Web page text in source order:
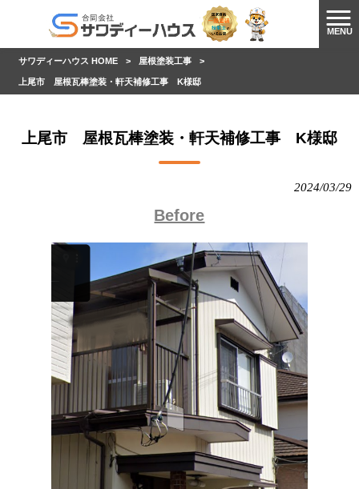
MENU
サワディーハウス HOME > 屋根塗装工事 >
上尾市 屋根瓦棒塗装・軒天補修工事 K様邸
上尾市 屋根瓦棒塗装・軒天補修工事 K様邸
2024/03/29
Before